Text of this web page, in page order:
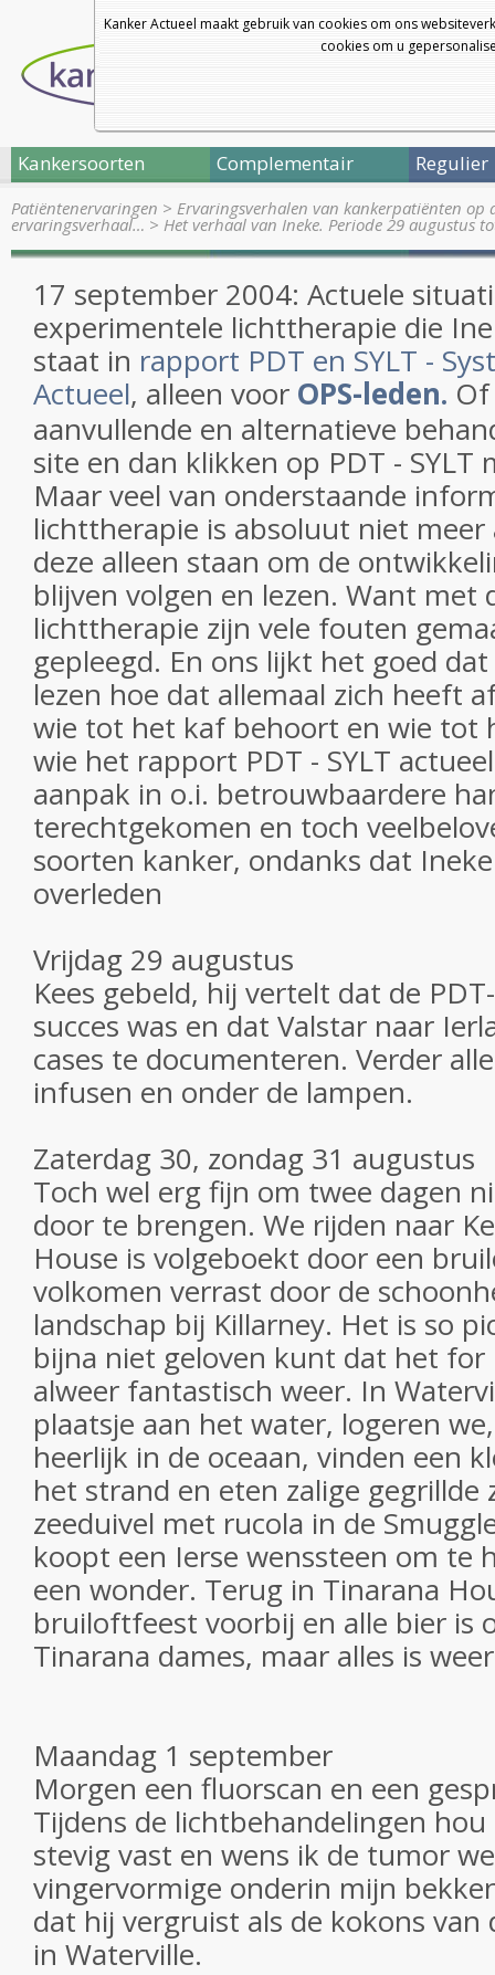
Kanker Actueel maakt gebruik van cookies om ons
cookies om u
Kankersoorten Complementair Regulier
Patiëntenervaringen > Ervaringsverhalen van kankerpatiënten op
ervaringsverhaal… > Het verhaal van Ineke. Periode 29 augustus
17 september 2004: Actuele
experimentele lichttherapie die
staat in rapport PDT en SYLT -
Actueel, alleen voor OPS-leden.
aanvullende en alternatieve
site en dan klikken op PDT - SYLT
Maar veel van onderstaande
lichttherapie is absoluut niet meer
deze alleen staan om de
blijven volgen en lezen. Want met
lichttherapie zijn vele fouten
gepleegd. En ons lijkt het goed
lezen hoe dat allemaal zich heeft
wie tot het kaf behoort en wie tot
wie het rapport PDT - SYLT
aanpak in o.i. betrouwbaardere
terechtgekomen en toch
soorten kanker, ondanks dat
overleden
Vrijdag 29 augustus
Kees gebeld, hij vertelt dat de
succes was en dat Valstar naar
cases te documenteren. Verder
infusen en onder de lampen.
Zaterdag 30, zondag 31 augustus
Toch wel erg fijn om twee dagen
door te brengen. We rijden naar
House is volgeboekt door een
volkomen verrast door de
landschap bij Killarney. Het is so
bijna niet geloven kunt dat het for
alweer fantastisch weer. In
plaatsje aan het water, logeren
heerlijk in de oceaan, vinden een
het strand en eten zalige gegrillde
zeeduivel met rucola in de
koopt een Ierse wenssteen om te
een wonder. Terug in Tinarana
bruiloftfeest voorbij en alle bier is
Tinarana dames, maar alles is
Maandag 1 september
Morgen een fluorscan en een
Tijdens de lichtbehandelingen
stevig vast en wens ik de tumor
vingervormige onderin mijn
dat hij vergruist als de kokons van
in Waterville.